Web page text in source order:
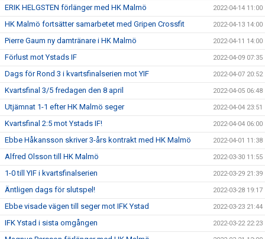
ERIK HELGSTEN förlänger med HK Malmö 2022-04-14 11:00
HK Malmö fortsätter samarbetet med Gripen Crossfit 2022-04-13 14:00
Pierre Gaum ny damtränare i HK Malmö 2022-04-11 14:00
Förlust mot Ystads IF 2022-04-09 07:35
Dags för Rond 3 i kvartsfinalserien mot YIF 2022-04-07 20:52
Kvartsfinal 3/5 fredagen den 8 april 2022-04-05 06:48
Utjämnat 1-1 efter HK Malmö seger 2022-04-04 23:51
Kvartsfinal 2:5 mot Ystads IF! 2022-04-04 06:00
Ebbe Håkansson skriver 3-års kontrakt med HK Malmö 2022-04-01 11:38
Alfred Olsson till HK Malmö 2022-03-30 11:55
1-0 till YIF i kvartsfinalserien 2022-03-29 21:39
Äntligen dags för slutspel! 2022-03-28 19:17
Ebbe visade vägen till seger mot IFK Ystad 2022-03-23 21:44
IFK Ystad i sista omgången 2022-03-22 22:23